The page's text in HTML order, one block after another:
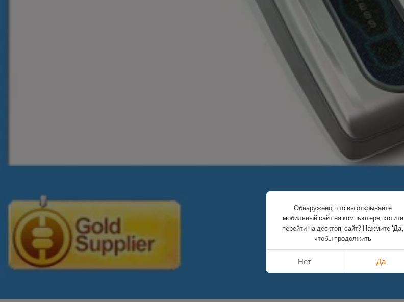
Обнаружено, что вы открываете
мобильный сайт на компьютере, хотите
перейти на десктоп-сайт? Нажмите 'Да',
чтобы продолжить
Нет Да